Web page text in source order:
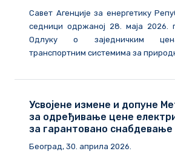
Савет Агенције за енергетику
седници одржаној 28. маја 2026.
Одлуку о заједничким
транспортним системима за
Усвојене измене и допуне
за одређивање цене
за гарантовано снабдевање
Београд, 30. априла 2026.